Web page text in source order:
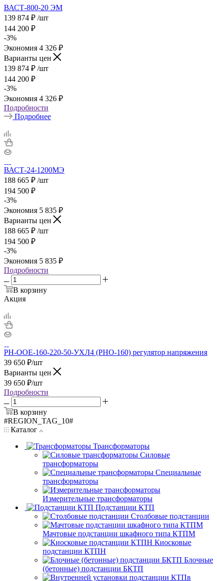
ВАСТ-800-20 ЭМ
139 874 ₽ /шт
144 200 ₽
-3%
Экономия 4 326 ₽
Варианты цен
139 874 ₽ /шт
144 200 ₽
-3%
Экономия 4 326 ₽
Подробности
Подробнее
ВАСТ-24-1200МЭ
188 665 ₽ /шт
194 500 ₽
-3%
Экономия 5 835 ₽
Варианты цен
188 665 ₽ /шт
194 500 ₽
-3%
Экономия 5 835 ₽
Подробности
В корзину
Акция
РН-ООЕ-160-220-50-УХЛ4 (РНО-160) регулятор напряжения
39 650 ₽/шт
Варианты цен
39 650 ₽/шт
Подробности
В корзину
#REGION_TAG_10#
Каталог
Трансформаторы
Силовые
трансформаторы
Специальные
трансформаторы
Измерительные трансформаторы
Подстанции КТП
Столбовые подстанции
Мачтовые подстанции шкафного типа КТПМ
Киосковые
подстанции КТПН
Блочные
(бетонные) подстанции БКТП